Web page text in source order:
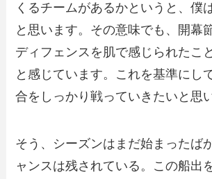
くるチームがあるかというと、僕
と思います。その意味でも、開幕
ディフェンスを肌で感じられたこ
と感じています。これを基準にし
合をしっかり戦っていきたいと思
そう、シーズンはまだ始まったば
ャンスは残されている。この船出